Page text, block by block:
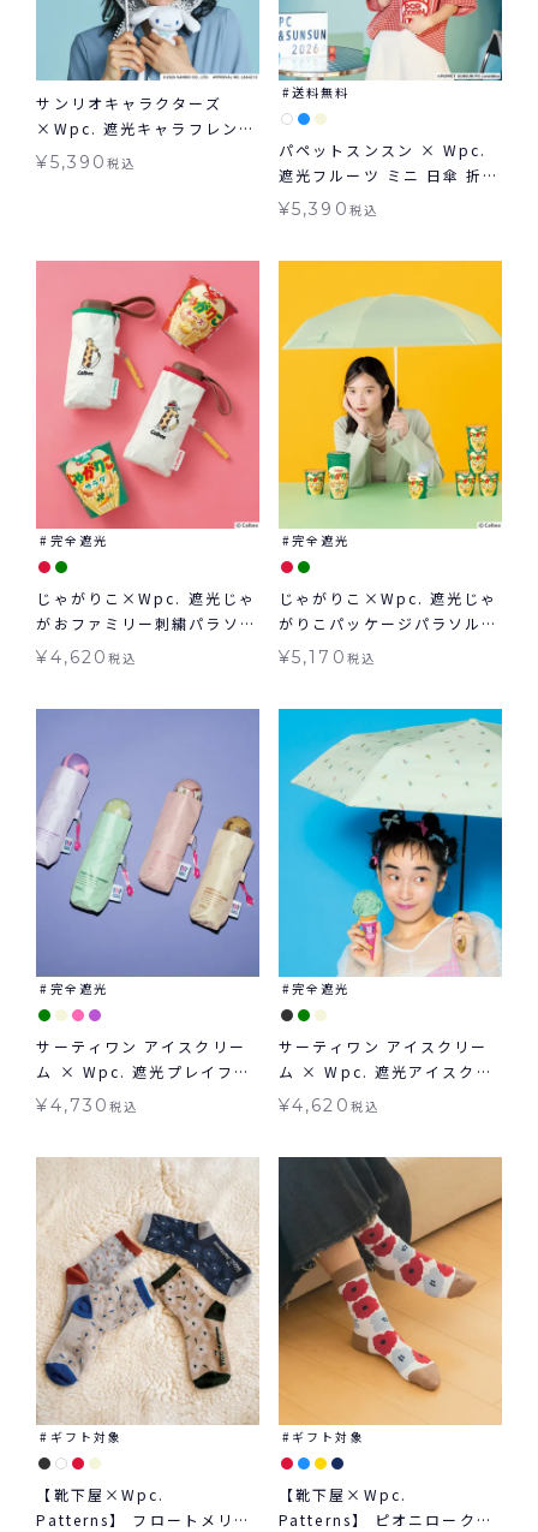
サンリオキャラクターズ
×Wpc. 遮光キャラフレンズ
ミニ 日傘 折りたたみ 晴雨兼
¥5,390税込
送料無料
パペットスンスン × Wpc.
遮光フルーツ ミニ 日傘 折り
たたみ 晴雨兼用 ギフト対象
¥5,390 税込
完全遮光
じゃがりこ×Wpc. 遮光じゃ
がおファミリー刺繍パラソル
ミニ 日傘 折りたたみ 晴雨兼
¥4,620税込
完全遮光
じゃがりこ×Wpc. 遮光じゃ
がりこパッケージパラソル
ミニ 日傘 折りたたみ 晴雨兼
¥5,170 税込
完全遮光
サーティワン アイスクリー
ム × Wpc. 遮光プレイフル
アイスクリーム ミニ 日傘 折
¥4,730税込
完全遮光
サーティワン アイスクリー
ム × Wpc. 遮光アイスクリ
ームパターン ミニ 日傘 折り
¥4,620 税込
ギフト対象
【靴下屋×Wpc.
Patterns】 フロートメリー
ギフト対象
【靴下屋×Wpc.
Patterns】 ピオニロークル